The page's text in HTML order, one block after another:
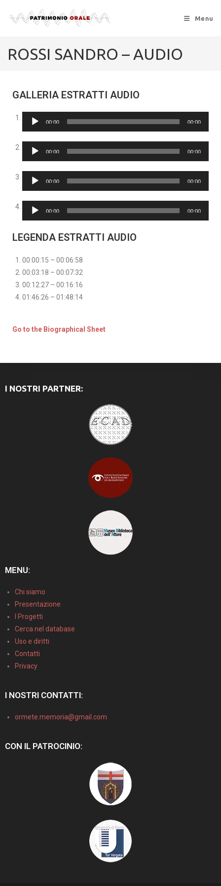
Menu
ROSSI SANDRO – AUDIO
GALLERIA ESTRATTI AUDIO
Audio
00:00 00:00
Audio
00:00 00:00
Audio
00:00 00:00
Audio
00:00 00:00
LEGENDA ESTRATTI AUDIO
00:00:15 – 00:06:58
00:03:18 – 00:07:32
00:12:27 – 00:16:16
01:46:26 – 01:48:14
Go to the Biographical Sheet
I NOSTRI PARTNER:
MENU:
Chi siamo
Presentazione
I Progetti
Cerca nel database
Uso e diritti
Contatti
Privacy
I NOSTRI CONTATTI:
ormete.memoria@gmail.com
CON IL PATROCINIO: